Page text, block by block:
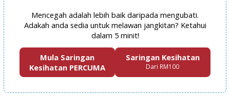
Mencegah adalah lebih baik daripada mengubati.
Adakah anda sedia untuk melawan jangkitan? Ketahui
dalam 5 minit!
Mula Saringan
Kesihatan PERCUMA
Saringan Kesihatan
Dari RM100